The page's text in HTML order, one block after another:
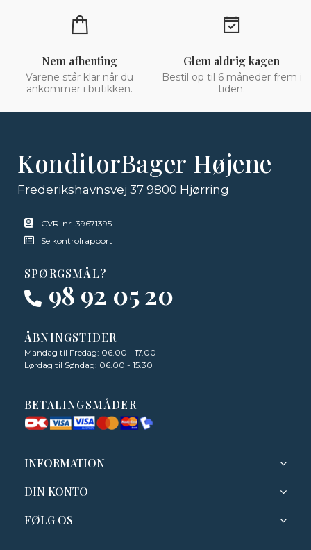
Nem afhenting
Varene står klar når du
ankommer i butikken.
Glem aldrig kagen
Bestil op til 6 måneder frem i
tiden.
KonditorBager Højene
Frederikshavnsvej 37 9800 Hjørring
CVR-nr. 39671395
Se kontrolrapport
SPØRGSMÅL?
98 92 05 20
ÅBNINGSTIDER
Mandag til Fredag: 06.00 - 17.00
Lørdag til Søndag: 06.00 - 15.30
BETALINGSMÅDER
INFORMATION
DIN KONTO
FØLG OS